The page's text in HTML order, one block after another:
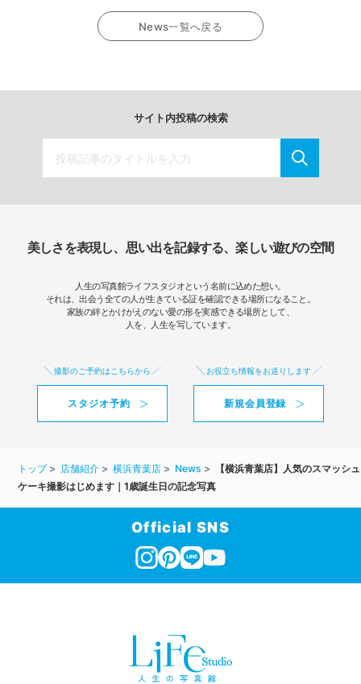
News一覧へ戻る
サイト内投稿の検索
美しさを表現し、思い出を記録する、楽しい遊びの空間
人生の写真館ライフスタジオという名前に込めた想い。
それは、出会う全ての人が生きている証を確認できる場所になること。
家族の絆とかけがえのない愛の形を実感できる場所として、
人を、人生を写しています。
撮影のご予約はこちらから
スタジオ予約
お役立ち情報をお送りします
新規会員登録
トップ 店舗紹介 横浜青葉店 News
【横浜青葉店】人気のスマッシュ
ケーキ撮影はじめます｜1歳誕生日の記念写真
Official SNS